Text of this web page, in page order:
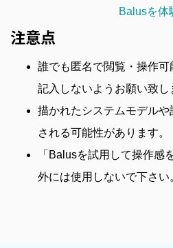
Balusを体
注意点
誰でも匿名で閲覧・操作
記入しないようお願い致し
描かれたシステムモデル
される可能性があります。
「Balusを試用して操作感
外には使用しないで下さい